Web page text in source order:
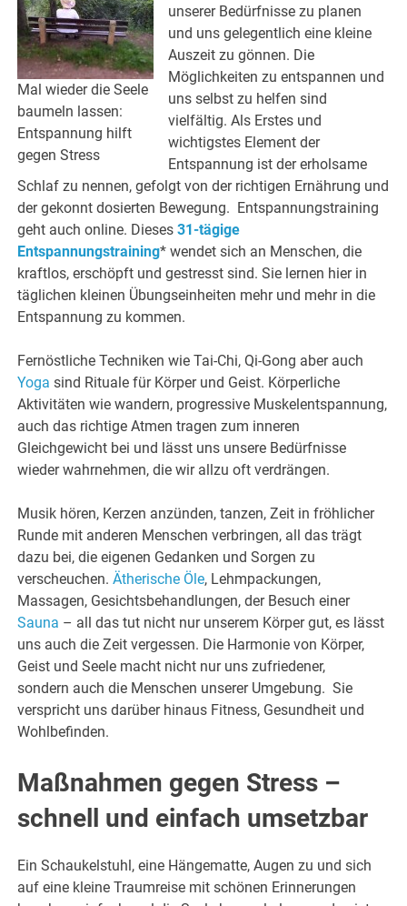
Mal wieder die Seele
baumeln lassen:
Entspannung hilft
gegen Stress
unserer Bedürfnisse zu planen
und uns gelegentlich eine kleine
Auszeit zu gönnen. Die
Möglichkeiten zu entspannen und
uns selbst zu helfen sind
vielfältig. Als Erstes und
wichtigstes Element der
Entspannung ist der erholsame
Schlaf zu nennen, gefolgt von der richtigen Ernährung und
der gekonnt dosierten Bewegung. Entspannungstraining
geht auch online. Dieses31-tägige
Entspannungstraining* wendet sich an Menschen, die
kraftlos, erschöpft und gestresst sind. Sie lernen hier in
täglichen kleinen Übungseinheiten mehr und mehr in die
Entspannung zu kommen.
Fernöstliche Techniken wie Tai-Chi, Qi-Gong aber auch
Yoga sind Rituale für Körper und Geist. Körperliche
Aktivitäten wie wandern, progressive Muskelentspannung,
auch das richtige Atmen tragen zum inneren
Gleichgewicht bei und lässt uns unsere Bedürfnisse
wieder wahrnehmen, die wir allzu oft verdrängen.
Musik hören, Kerzen anzünden, tanzen, Zeit in fröhlicher
Runde mit anderen Menschen verbringen, all das trägt
dazu bei, die eigenen Gedanken und Sorgen zu
verscheuchen.Ätherische Öle, Lehmpackungen,
Massagen, Gesichtsbehandlungen, der Besuch einer
Sauna – all das tut nicht nur unserem Körper gut, es lässt
uns auch die Zeit vergessen. Die Harmonie von Körper,
Geist und Seele macht nicht nur uns zufriedener,
sondern auch die Menschen unserer Umgebung. Sie
verspricht uns darüber hinaus Fitness, Gesundheit und
Wohlbefinden.
Maßnahmen gegen Stress –
schnell und einfach umsetzbar
Ein Schaukelstuhl, eine Hängematte, Augen zu und sich
auf eine kleine Traumreise mit schönen Erinnerungen